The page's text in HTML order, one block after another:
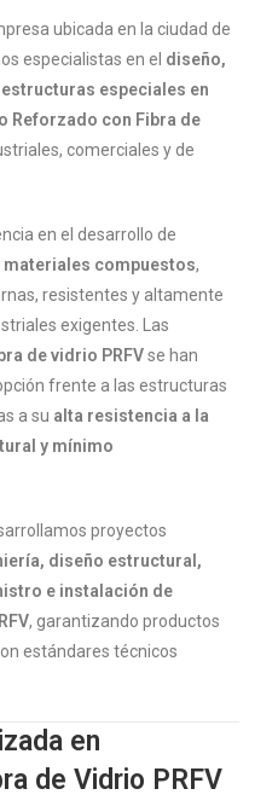
ubicada en la ciudad de
especialistas en el diseño,
especiales en
Reforzado con Fibra de
comerciales y de
en el desarrollo de
compuestos,
resistentes y altamente
exigentes. Las
de vidrio PRFVse han
frente a las estructuras
a su alta resistencia a la
y mínimo
proyectos
diseño estructural,
e instalación de
, garantizando productos
estándares técnicos
en
de Vidrio PRFV